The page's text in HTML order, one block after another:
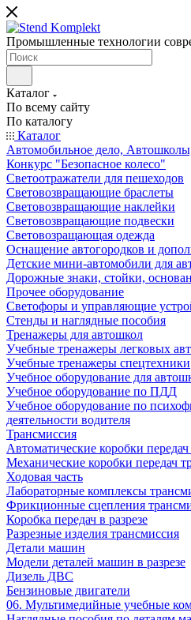
Промышленные технологии
Каталог
По всему сайту
По каталогу
Каталог
Автомобильное дело,
Конкурс "Безопасное колесо"
Светоотражатели для пешеходов
Световозвращающие браслеты
Световозвращающие наклейки
Световозвращающие подвески
Световозращающая одежда
Оснащение автогородков и
Детские мини-автомобили для
Дорожные знаки, стойки,
Прочее оборудование
Светофоры и управляющие
Стенды и наглядные пособия
Тренажеры для автошкол
Учебные тренажеры легковых
Учебные тренажеры спецтехники
Учебное оборудование для
Учебное оборудование по ПДД
Учебное оборудование по
деятельности водителя
Трансмиссия
Автоматические коробки
Механические коробки передач
Ходовая часть
Лабораторные комплексы
Фрикционные сцепления
Коробка передач в разрезе
Разрезные изделия трансмиссия
Детали машин
Модели деталей машин в разрезе
Дизель ДВС
Бензиновые двигатели
06. Мультимедийные учебные